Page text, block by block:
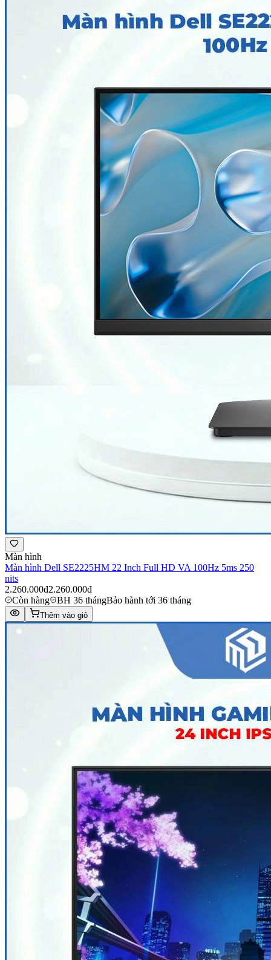
Màn hình
Màn hình Dell SE2225HM 22 Inch Full HD VA 100Hz 5ms 250
nits
2.260.000đ2.260.000đ
Còn hàng
BH 36 thángBảo hành tới 36 tháng
Thêm vào giỏ